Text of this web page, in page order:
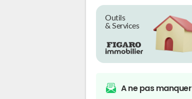
Outils
& Services
A ne pas manquer